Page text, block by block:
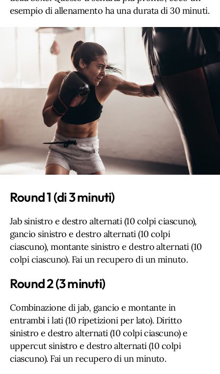
esempio di allenamento ha una durata di 30 minuti.
Round 1 (di 3 minuti)
Jab sinistro e destro alternati (10 colpi ciascuno),
gancio sinistro e destro alternati (10 colpi
ciascuno), montante sinistro e destro alternati (10
colpi ciascuno). Fai un recupero di un minuto.
Round 2 (3 minuti)
Combinazione di jab, gancio e montante in
entrambi i lati (10 ripetizioni per lato). Diritto
sinistro e destro alternati (10 colpi ciascuno) e
uppercut sinistro e destro alternati (10 colpi
ciascuno). Fai un recupero di un minuto.